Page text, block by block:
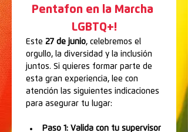
Pentafon en la Marcha
LGBTQ+!
Este 27 de junio, celebremos el
orgullo, la diversidad y la inclusión
juntos. Si quieres formar parte de
esta gran experiencia, lee con
atención las siguientes indicaciones
para asegurar tu lugar:
Paso 1: Valida con tu supervisor